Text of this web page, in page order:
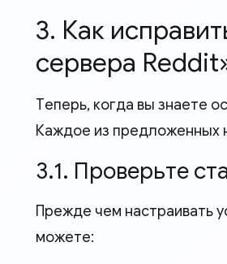
3. Как
сервера
Теперь, когда вы знаете
Каждое из предложенных
3.1. Проверьте
Прежде чем настраивать
можете: